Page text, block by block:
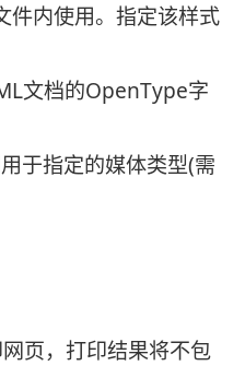
件内使用。指定该样式
文档的OpenType字
于指定的媒体类型(需
页，打印结果将不包